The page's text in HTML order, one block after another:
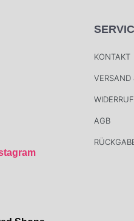
KONTAKT
AGB